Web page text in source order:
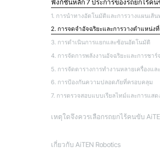
ฟังก์ชันหลัก 7 ประการของรถยกไร้คน
1. การนำทางอัตโนมัติและการวางแผนเส้
2. การจดจำอัจฉริยะและการวางตำแหน่ง
3. การดำเนินการแยกและซ้อนอัตโนมัติ
4. การจัดการพลังงานอัจฉริยะและการชา
5. การจัดตารางการทำงานหลายเครื่องแล
6. การป้องกันความปลอดภัยที่ครอบคลุม
7. การตรวจสอบแบบเรียลไทม์และการแสด
เหตุใดจึงควรเลือกรถยกไร้คนขับ
เกี่ยวกับ AiTEN Robotics